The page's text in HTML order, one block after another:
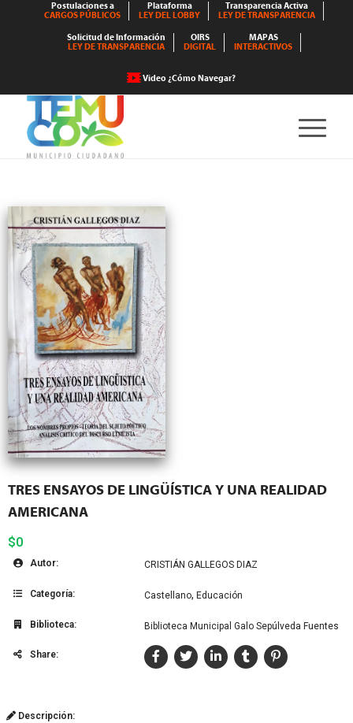
Postulaciones a
CARGOS PÚBLICOS
Plataforma
LEY DEL LOBBY
Transparencia Activa
LEY DE TRANSPARENCIA
Solicitud de Información
LEY DE TRANSPARENCIA
OIRS
DIGITAL
MAPAS
INTERACTIVOS
Video ¿Cómo Navegar?
TRES ENSAYOS DE LINGÜÍSTICA Y UNA REALIDAD
AMERICANA
$0
Autor: CRISTIÁN GALLEGOS DIAZ
Categoría: Castellano, Educación
Biblioteca: Biblioteca Municipal Galo Sepúlveda Fuentes
Share:
Descripción: